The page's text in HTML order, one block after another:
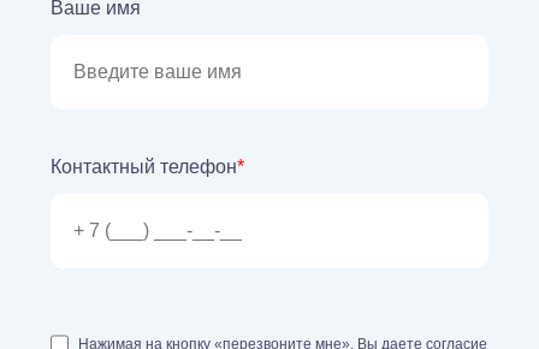
Ваше имя
Контактный телефон*
Нажимая на кнопку «перезвоните мне», Вы даете согласие